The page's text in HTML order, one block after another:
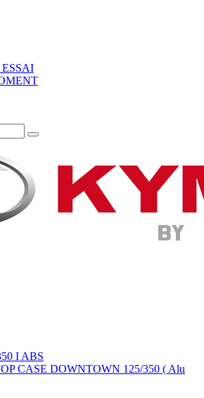
I ABS
CASE DOWNTOWN 125/350 ( Alu